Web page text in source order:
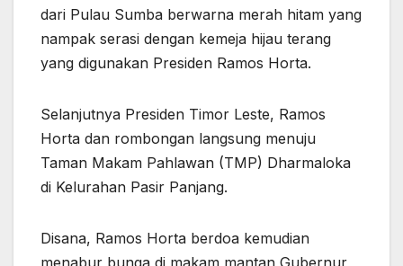
dari Pulau Sumba berwarna merah hitam yang
nampak serasi dengan kemeja hijau terang
yang digunakan Presiden Ramos Horta.
Selanjutnya Presiden Timor Leste, Ramos
Horta dan rombongan langsung menuju
Taman Makam Pahlawan (TMP) Dharmaloka
di Kelurahan Pasir Panjang.
Disana, Ramos Horta berdoa kemudian
menabur bunga di makam mantan Gubernur